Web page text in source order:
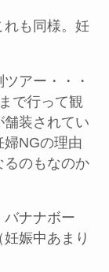
れも同様。妊
アー・・・
で行って観
装されてい
婦NGの理由
るのもなのか
バナナボー
娠中あまり